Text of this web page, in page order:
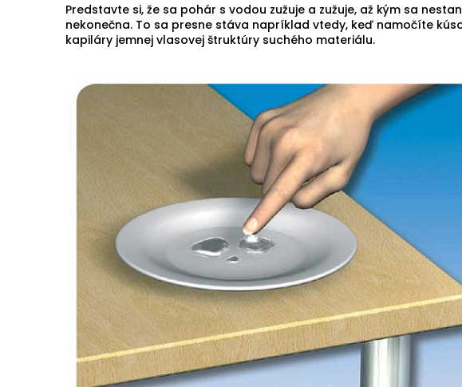
Predstavte si, že sa pohár s vodou zužuje a zužuje, až kým sa
nekonečna. To sa presne stáva napríklad vtedy, keď namočíte
kapiláry jemnej vlasovej štruktúry suchého materiálu.